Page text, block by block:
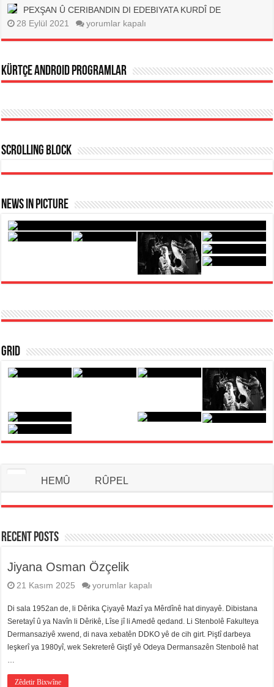
Fîlmên
Li
Kurdan
Med
için
PEXŞAN Û CERIBANDIN DI EDEBIYATA KURDÎ DE
28 Eylül 2021
PEXŞAN
CERIBANDIN
KURDÎ
DE
yorumlar kapalı
kürtçe android programlar
Scrolling Block
News In Picture
Grid
HEMÛ RÛPEL
Recent Posts
Jiyana Osman Özçelik
21 Kasım 2025
Jiyana
Özçelik
için
yorumlar kapalı
Di sala 1952an de, li Dêrika Çiyayê Mazî ya Mêrdînê hat dinyayê. Dibistana
Seretayî û ya Navîn li Dêrikê, Lîse jî li Amedê qedand. Li Stenbolê Fakulteya
Dermansaziyê xwend, di nava xebatên DDKO yê de cih girt. Piştî darbeya
leşkerî ya 1980yî, wek Sekreterê Giştî yê Odeya Dermansazên Stenbolê hat
Zêdetir Bixwîne